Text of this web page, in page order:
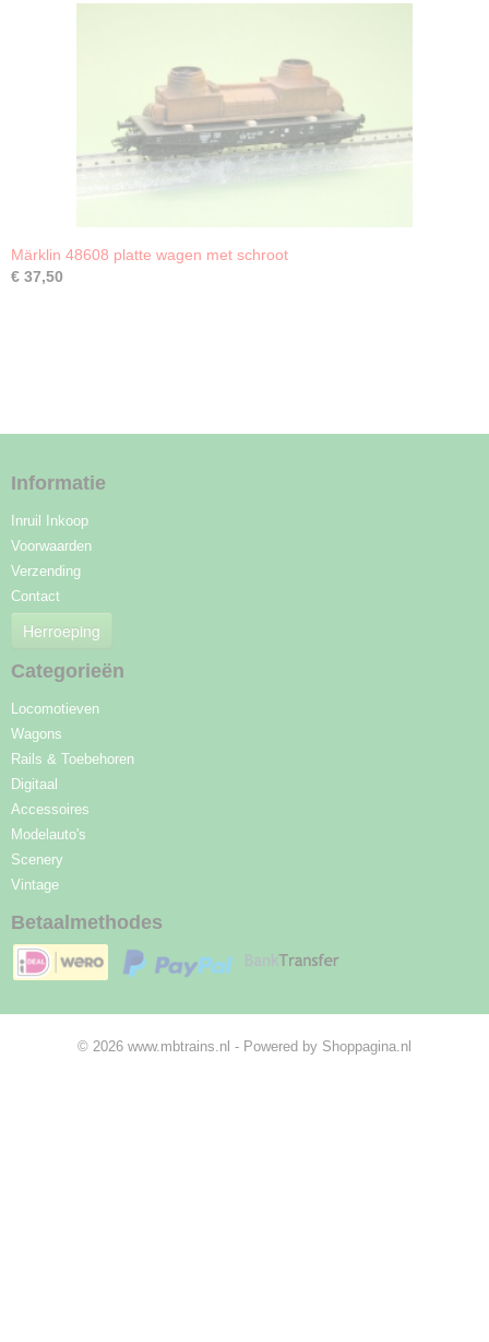
Märklin 48608 platte wagen met schroot
€ 37,50
Informatie
Inruil Inkoop
Voorwaarden
Verzending
Contact
Herroeping
Categorieën
Locomotieven
Wagons
Rails & Toebehoren
Digitaal
Accessoires
Modelauto's
Scenery
Vintage
Betaalmethodes
© 2026 www.mbtrains.nl - Powered by Shoppagina.nl